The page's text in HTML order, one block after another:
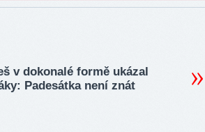
v dokonalé formě ukázal
Padesátka není znát